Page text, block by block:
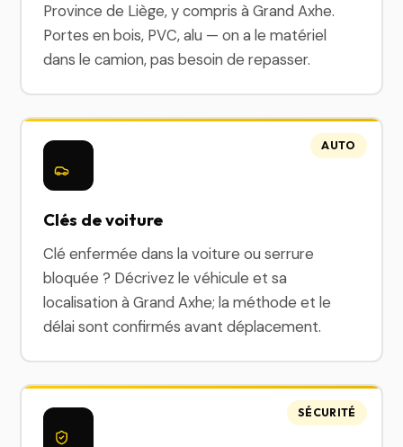
Province de Liège, y compris à Grand Axhe.
Portes en bois, PVC, alu — on a le matériel
dans le camion, pas besoin de repasser.
Clés de voiture
Clé enfermée dans la voiture ou serrure
bloquée ? Décrivez le véhicule et sa
localisation à Grand Axhe; la méthode et le
délai sont confirmés avant déplacement.
AUTO
SÉCURITÉ